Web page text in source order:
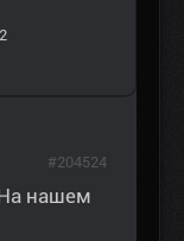
нашем
#204524